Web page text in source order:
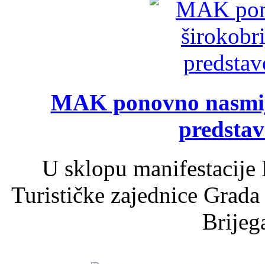
MAK ponovno
U sklopu
Turističke zajednice